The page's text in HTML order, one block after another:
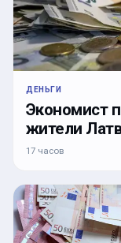
ДЕНЬГИ
Экономист
жители
17 часов